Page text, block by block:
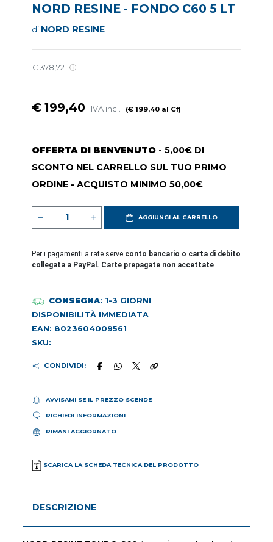
NORD RESINE - FONDO C60 5 LT
di NORD RESINE
€ 378,72
€ 199,40 IVA incl. (€ 199,40 al Cf)
OFFERTA DI BENVENUTO - 5,00€ DI
SCONTO NEL CARRELLO SUL TUO PRIMO
ORDINE - ACQUISTO MINIMO 50,00€
AGGIUNGI AL CARRELLO
Per i pagamenti a rate serve conto bancario o carta di debito
collegata a PayPal. Carte prepagate non accettate.
CONSEGNA: 1-3 GIORNI
DISPONIBILITÀ IMMEDIATA
EAN: 8023604009561
SKU:
CONDIVIDI:
AVVISAMI SE IL PREZZO SCENDE
RICHIEDI INFORMAZIONI
RIMANI AGGIORNATO
SCARICA LA SCHEDA TECNICA DEL PRODOTTO
DESCRIZIONE